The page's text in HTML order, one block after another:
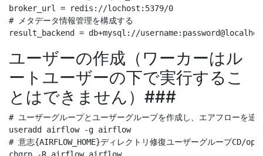
broker_url = redis://lochost:5379/0
# メタデータ情報管理を構成する
ユーザーの作成（ワーカーはル
ートユーザーの下で実行するこ
とはできません）###
# ユーザーグループとユーザーグループを作成し、エアフローを追
useradd airflow -g airflow
# 意志{AIRFLOW_HOME}ディレクトリ修復ユーザーグループCD/